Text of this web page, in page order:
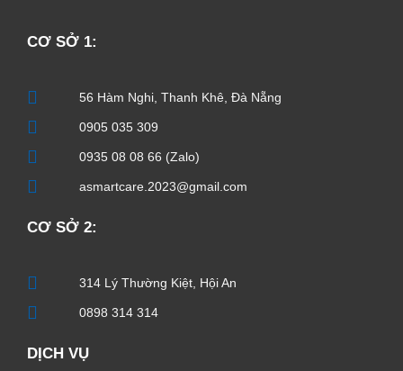
CƠ SỞ 1:
56 Hàm Nghi, Thanh Khê, Đà Nẵng
0905 035 309
0935 08 08 66 (Zalo)
asmartcare.2023@gmail.com
CƠ SỞ 2:
314 Lý Thường Kiệt, Hội An
0898 314 314
DỊCH VỤ